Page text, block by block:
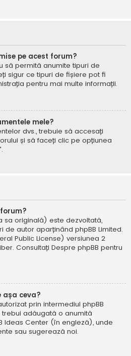
pe acest forum?
să permită anumite tipuri de
sigur ce tipuri de fișiere pot fi
pentru mai multe informații.
mele?
dvs., trebuie să accesați
și să faceți clic pe opțiunea
originală) este dezvoltată,
de autor aparținând phpBB Limited.
Public License) versiunea 2
Consultați Despre phpBB pentru
așa ceva?
prin intermediul phpBB
adăugată o anumită
Ideas Center (în engleză), unde
sau sugerează noi.